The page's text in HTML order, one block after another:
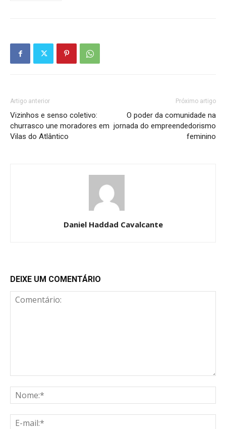
Artigo anterior
Vizinhos e senso coletivo:
churrasco une moradores em
Vilas do Atlântico
Próximo artigo
O poder da comunidade na
jornada do empreendedorismo
feminino
Daniel Haddad Cavalcante
DEIXE UM COMENTÁRIO